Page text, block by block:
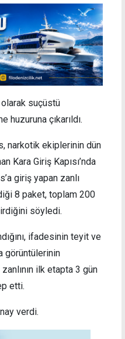
suçüstü
huzuruna çıkarıldı.
narkotik ekiplerinin dün
Kara Giriş Kapısı’nda
giriş yapan zanlı
8 paket, toplam 200
söyledi.
ifadesinin teyit ve
görüntülerinin
ilk etapta 3 gün
etti.
verdi.